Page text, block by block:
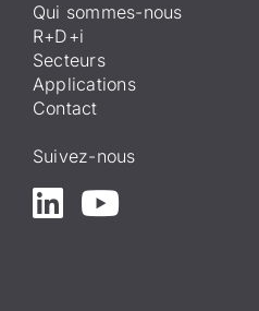
Qui sommes-nous
R+D+i
Secteurs
Applications
Contact
Suivez-nous